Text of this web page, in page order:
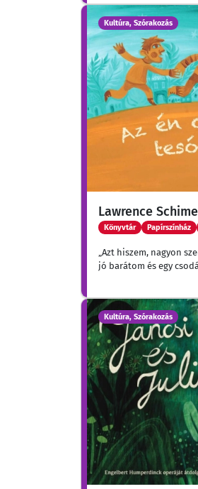
Kultúra, Szórakozás
Lawrence
Könyvtár Papírszínház
„Azt hiszem, nagyon
jó barátom és egy
Kultúra, Szórakozás